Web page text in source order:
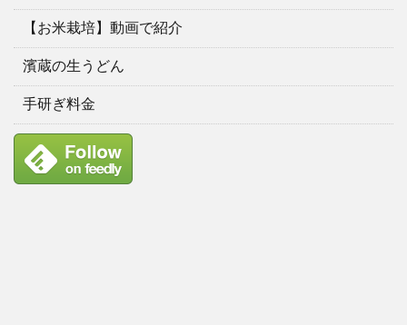
【お米栽培】動画で紹介
濱蔵の生うどん
手研ぎ料金